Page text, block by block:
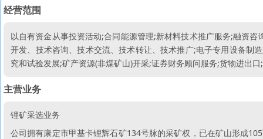
经营范围
以自有资金从事投资活动;合同能源管理;新材料技术推广服务;融资
开发、技术咨询、技术交流、技术转让、技术推广;电子专用设备制
究和试验发展;矿产资源(非煤矿山)开采;证券财务顾问服务;货物进出
主营业务
锂矿采选业务
公司拥有康定市甲基卡锂辉石矿134号脉的采矿权，已在矿山形成